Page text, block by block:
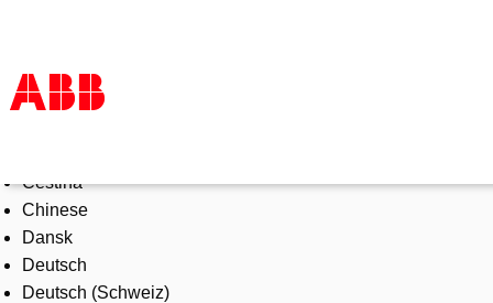
Products & Solutions
Industries
Services
About us
Where to buy
Čeština
Chinese
Dansk
Deutsch
Deutsch (Schweiz)